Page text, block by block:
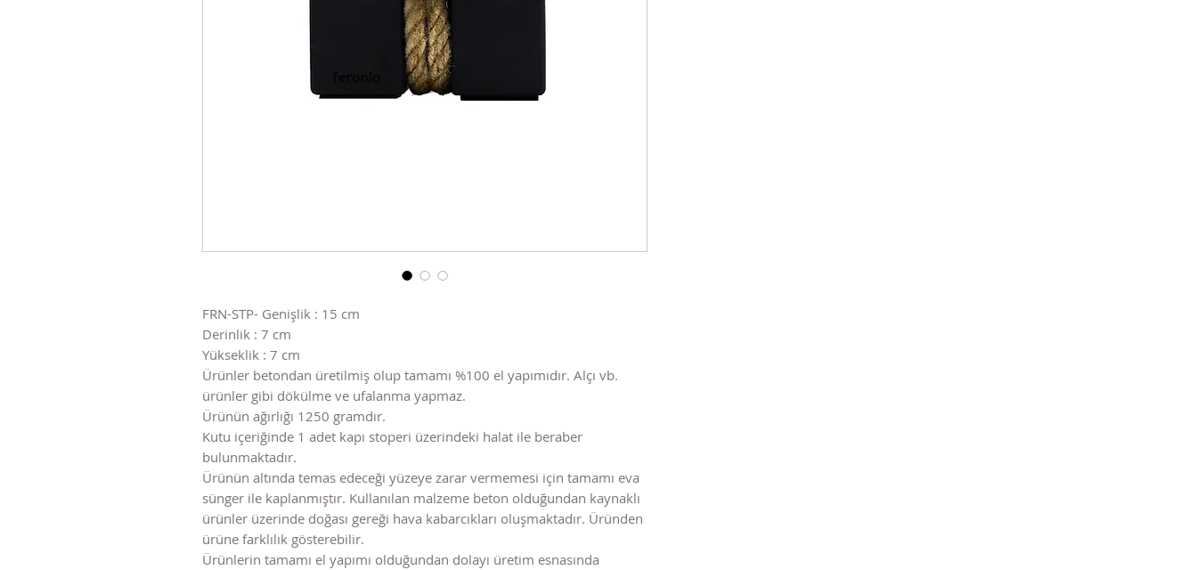
FRN-STP- Genişlik : 15 cm
Derinlik : 7 cm
Yükseklik : 7 cm
Ürünler betondan üretilmiş olup tamamı %100 el yapımıdır. Alçı vb.
ürünler gibi dökülme ve ufalanma yapmaz.
Ürünün ağırlığı 1250 gramdır.
Kutu içeriğinde 1 adet kapı stoperi üzerindeki halat ile beraber
bulunmaktadır.
Ürünün altında temas edeceği yüzeye zarar vermemesi için tamamı eva
sünger ile kaplanmıştır. Kullanılan malzeme beton olduğundan kaynaklı
ürünler üzerinde doğası gereği hava kabarcıkları oluşmaktadır. Üründen
ürüne farklılık gösterebilir.
Ürünlerin tamamı el yapımı olduğundan dolayı üretim esnasında